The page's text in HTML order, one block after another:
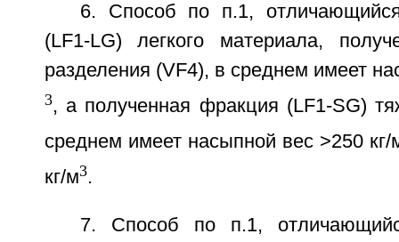
6. Способ по п.1,
(LF1-LG) легкого материала,
разделения (VF4), в среднем имеет
3, а полученная фракция (LF1-SG)
среднем имеет насыпной вес >250 кг/
кг/м3.
7. Способ по п.1,